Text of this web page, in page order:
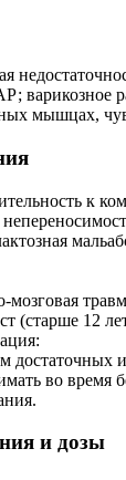
варикозное
мышцах,
к
(старше 12
достаточных
во время
и дозы